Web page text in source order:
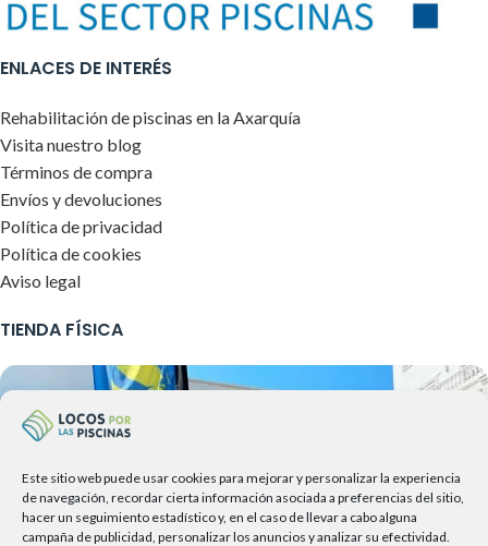
Este sitio web puede usar cookies para mejorar y personalizar la experiencia
de navegación, recordar cierta información asociada a preferencias del sitio,
hacer un seguimiento estadístico y, en el caso de llevar a cabo alguna
campaña de publicidad, personalizar los anuncios y analizar su efectividad.
ENLACES DE INTERÉS
Rehabilitación de piscinas en la Axarquía
Visita nuestro blog
Términos de compra
Envíos y devoluciones
Política de privacidad
Política de cookies
Aviso legal
TIENDA FÍSICA